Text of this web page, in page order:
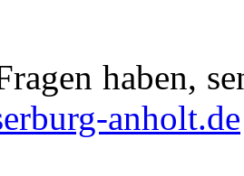
haben,
anholt.de